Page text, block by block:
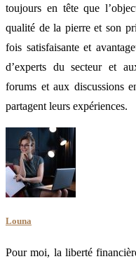
toujours en tête que
qualité de la pierre et son
fois satisfaisante et
d’experts du secteur et
forums et aux discussions
partagent leurs expériences.
Louna
Pour moi, la liberté